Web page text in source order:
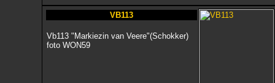
VB113
Vb113 "Markiezin van Veere"(Schokker)
foto WON59